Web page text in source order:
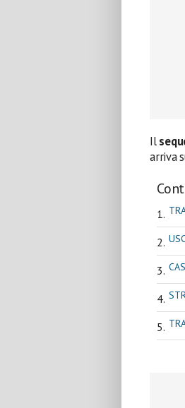
Il
arriva